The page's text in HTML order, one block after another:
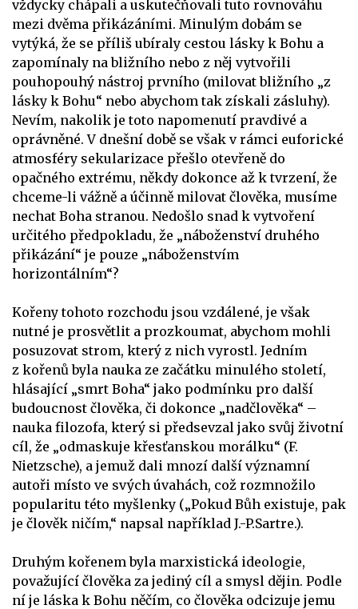
vždycky chápali a uskutečňovali tuto rovnováhu
mezi dvěma přikázáními. Minulým dobám se
vytýká, že se příliš ubíraly cestou lásky k Bohu a
zapomínaly na bližního nebo z něj vytvořili
pouhopouhý nástroj prvního (milovat bližního „z
lásky k Bohu“ nebo abychom tak získali zásluhy).
Nevím, nakolik je toto napomenutí pravdivé a
oprávněné. V dnešní době se však v rámci euforické
atmosféry sekularizace přešlo otevřeně do
opačného extrému, někdy dokonce až k tvrzení, že
chceme-li vážně a účinně milovat člověka, musíme
nechat Boha stranou. Nedošlo snad k vytvoření
určitého předpokladu, že „náboženství druhého
přikázání“ je pouze „náboženstvím
horizontálním“?
Kořeny tohoto rozchodu jsou vzdálené, je však
nutné je prosvětlit a prozkoumat, abychom mohli
posuzovat strom, který z nich vyrostl. Jedním
z kořenů byla nauka ze začátku minulého století,
hlásající „smrt Boha“ jako podmínku pro další
budoucnost člověka, či dokonce „nadčlověka“ –
nauka filozofa, který si předsevzal jako svůj životní
cíl, že „odmaskuje křesťanskou morálku“ (F.
Nietzsche), a jemuž dali mnozí další významní
autoři místo ve svých úvahách, což rozmnožilo
popularitu této myšlenky („Pokud Bůh existuje, pak
je člověk ničím,“ napsal například J.-P.Sartre.).
Druhým kořenem byla marxistická ideologie,
považující člověka za jediný cíl a smysl dějin. Podle
ní je láska k Bohu něčím, co člověka odcizuje jemu